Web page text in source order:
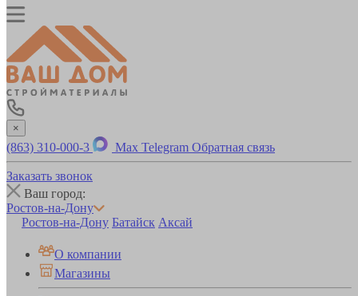
×
(863) 310-000-3 Max Telegram Обратная связь
Заказать звонок
Ваш город:
Ростов-на-Дону
Ростов-на-Дону Батайск Аксай
О компании
Магазины